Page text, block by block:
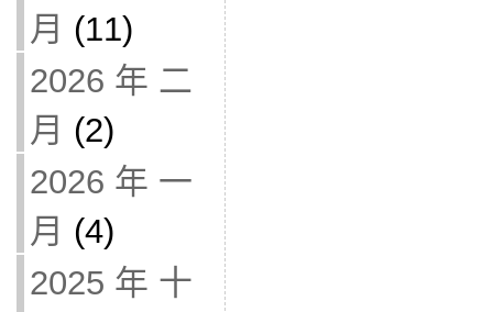
月 (11)
2026 年 二
月 (2)
2026 年 一
月 (4)
2025 年 十